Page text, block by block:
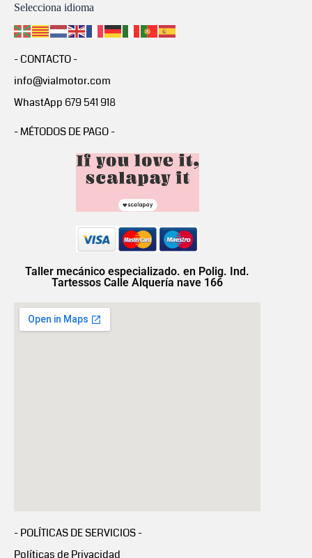
Selecciona idioma
- CONTACTO -
info@vialmotor.com
WhastApp 679 541 918
- MÉTODOS DE PAGO -
Taller mecánico especializado. en Polig. Ind.
Tartessos Calle Alquería nave 166
- POLÍTICAS DE SERVICIOS -
Políticas de Privacidad